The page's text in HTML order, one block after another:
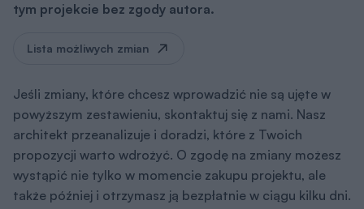
tym projekcie bez zgody autora.
Lista możliwych zmian
Jeśli zmiany, które chcesz wprowadzić nie są ujęte w
powyższym zestawieniu, skontaktuj się z nami. Nasz
architekt przeanalizuje i doradzi, które z Twoich
propozycji warto wdrożyć. O zgodę na zmiany możesz
wystąpić nie tylko w momencie zakupu projektu, ale
także później i otrzymasz ją bezpłatnie w ciągu kilku dni.